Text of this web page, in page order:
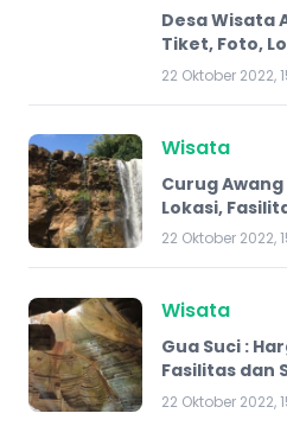
Desa Wisata
Tiket, Foto,
22 Oktober 2022,
Wisata
Curug
Lokasi,
22 Oktober 2022,
Wisata
Gua Suci :
Fasilitas dan
22 Oktober 2022,